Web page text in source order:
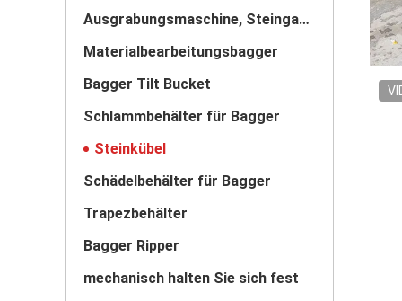
Ausgrabungsmaschine, Steingarm
Materialbearbeitungsbagger
Bagger Tilt Bucket
Schlammbehälter für Bagger
Steinkübel
Schädelbehälter für Bagger
Trapezbehälter
Bagger Ripper
mechanisch halten Sie sich fest